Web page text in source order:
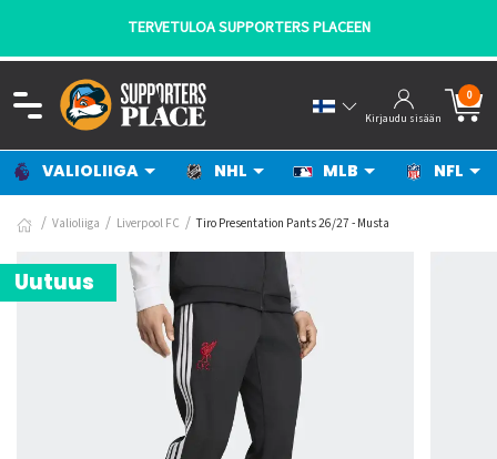
TERVETULOA SUPPORTERS PLACEEN
Kirjaudu sisään
0
VALIOLIIGA NHL MLB NFL
Valioliiga Liverpool FC Tiro Presentation Pants 26/27 - Musta
Uutuus